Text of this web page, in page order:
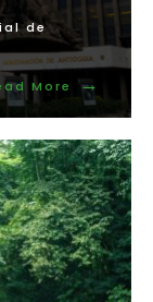
de
More →
Read
More:
Antioquia
los
derechos
humanos
están
en
crisis